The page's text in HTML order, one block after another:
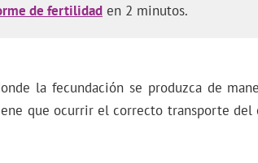
de fertilidad en 2 minutos.
la fecundación se produzca de
que ocurrir el correcto transporte del